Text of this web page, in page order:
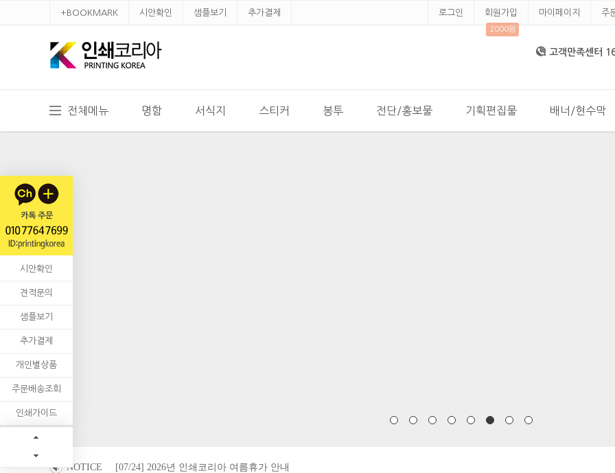
+BOOKMARK 시안확인 샘플보기 추가결제 로그인 회원가입
2000원
마이페이지 주
고객만족센터
전체메뉴 명함 서식지 스티커 봉투 전단/홍보물 기획편집물 배너/현수막
NOTICE [07/24] 2026년 인쇄코리아 여름휴가 안내
시안확인
견적문의
샘플보기
추가결제
개인별상품
주문배송조회
인쇄가이드